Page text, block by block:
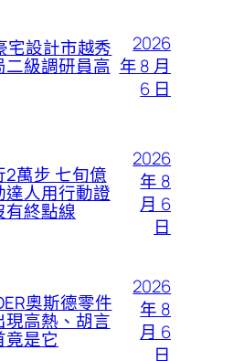
宅設計市越秀
二級調研員高
2026
年 8 月
6 日
萬步 七旬億
達人用行動證
有終點線
2026
年 8
月 6
日
奧斯德零件
高熱、胡言
竟是它
2026
年 8
月 6
日